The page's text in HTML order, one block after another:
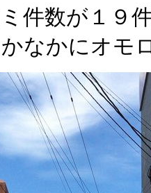
件数が１９
なかにオモ